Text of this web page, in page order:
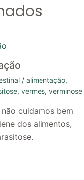
/ alimentação,
, vermes, verminose
cuidamos bem
dos alimentos,